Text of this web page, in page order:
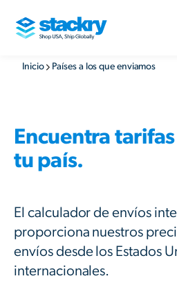
Inicio Países a los que enviamos
Encuentra
tu país.
El calculador de envíos
proporciona nuestros
envíos desde los Estados
internacionales.